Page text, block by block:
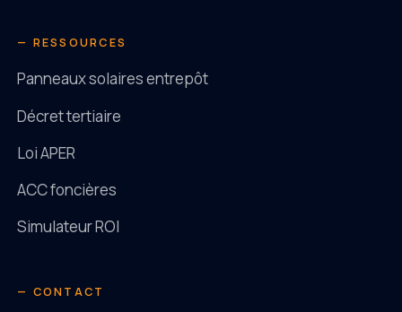
— RESSOURCES
Panneaux solaires entrepôt
Décret tertiaire
Loi APER
ACC foncières
Simulateur ROI
— CONTACT